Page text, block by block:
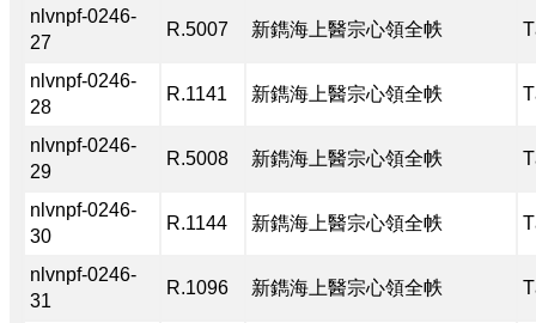
nlvnpf-0246-
27
R.5007 新鐫海上醫宗心領全帙
nlvnpf-0246-
28
R.1141 新鐫海上醫宗心領全帙
nlvnpf-0246-
29
R.5008 新鐫海上醫宗心領全帙
nlvnpf-0246-
30
R.1144 新鐫海上醫宗心領全帙
nlvnpf-0246-
31
R.1096 新鐫海上醫宗心領全帙